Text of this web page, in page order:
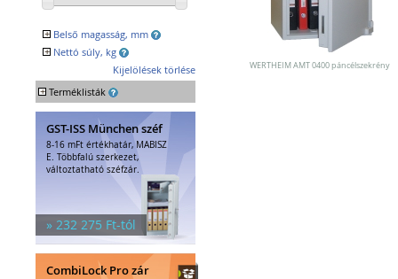
Hotelszéfek
Kiegészítők széfhez
Trezorok
+ Belső magasság, mm
+ Nettó súly, kg
Kijelölések törlése
+ Terméklisták
GST-ISS München széf
8-16 mFt értékhatár, MABISZ
E. Többfalú szerkezet,
változtatható széfzár.
» 232 275 Ft-tól
CombiLock Pro zár
WERTHEIM AMT 0400 páncélszekrény